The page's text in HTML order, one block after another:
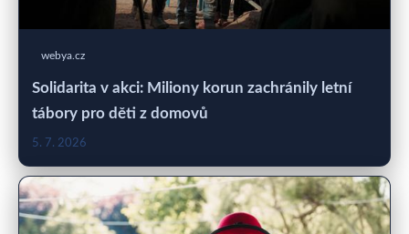
webya.cz
Solidarita v akci: Miliony korun zachránily letní
tábory pro děti z domovů
5. 7. 2026